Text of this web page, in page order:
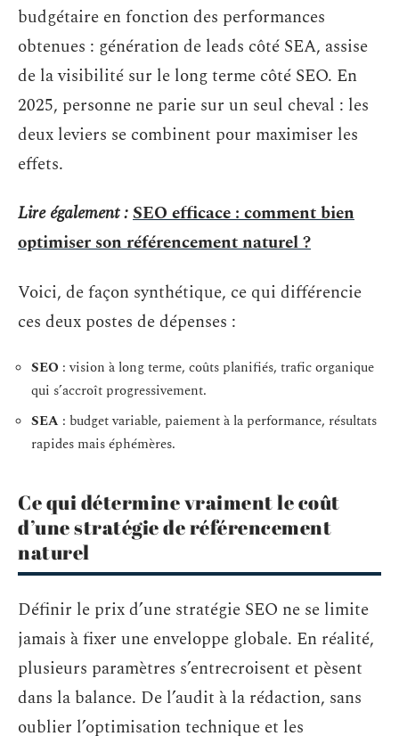
budgétaire en fonction des performances
obtenues : génération de leads côté SEA, assise
de la visibilité sur le long terme côté SEO. En
2025, personne ne parie sur un seul cheval : les
deux leviers se combinent pour maximiser les
effets.
Lire également :SEO efficace : comment bien
optimiser son référencement naturel ?
Voici, de façon synthétique, ce qui différencie
ces deux postes de dépenses :
SEO : vision à long terme, coûts planifiés, trafic organique
qui s’accroît progressivement.
SEA : budget variable, paiement à la performance, résultats
rapides mais éphémères.
Ce qui détermine vraiment le coût
d’une stratégie de référencement
naturel
Définir le prix d’une stratégie SEO ne se limite
jamais à fixer une enveloppe globale. En réalité,
plusieurs paramètres s’entrecroisent et pèsent
dans la balance. De l’audit à la rédaction, sans
oublier l’optimisation technique et les